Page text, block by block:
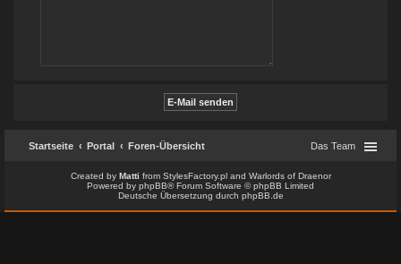
Startseite Portal Foren-Übersicht Das Team
Created by Matti from StylesFactory.pland Warlords of Draenor
Powered by phpBB® Forum Software © phpBB Limited
Deutsche Übersetzung durch phpBB.de